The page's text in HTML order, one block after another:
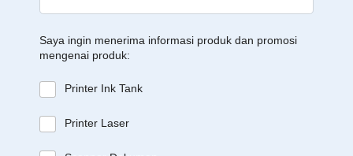
Saya ingin menerima informasi produk dan promosi
mengenai produk:
Printer Ink Tank
Printer Laser